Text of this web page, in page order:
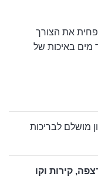
את הצורך
מים באיכות של
מושלם לבריכות
קירות וקו